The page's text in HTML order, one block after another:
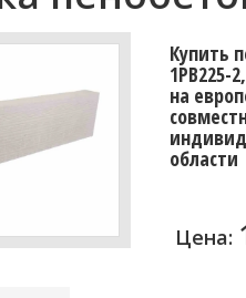
Купить
1PB225-
на
области
Цена: